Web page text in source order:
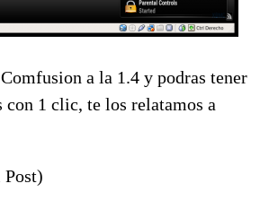
a la 1.4 y podras tener
con 1 clic, te los relatamos a